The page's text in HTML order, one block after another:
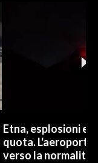
Etna, esplosioni e
quota. L'aeroporto
verso la normalità